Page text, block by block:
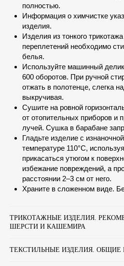
полностью.
Информация о химчистке
изделия.
Изделия из тонкого
переплетений необходимо
белья.
Используйте машинный
600 оборотов. При ручной
отжать в полотенце, слегка
выкручивая.
Сушите на ровной
от отопительных приборов и
лучей. Сушка в барабане
Гладьте изделие с
температуре 110°C,
прикасаться утюгом к
избежание повреждений, а
расстоянии 2–3 см от него.
Храните в сложенном виде.
ТРИКОТАЖНЫЕ ИЗДЕЛИЯ.
ШЕРСТИ И КАШЕМИРА
ТЕКСТИЛЬНЫЕ ИЗДЕЛИЯ.